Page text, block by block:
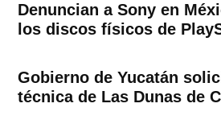
Denuncian a Sony en
los discos físicos de
Gobierno de Yucatán
técnica de Las Dunas de